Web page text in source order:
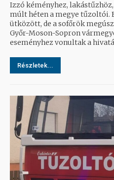
Izzó kéményhez,
múlt héten a megye tűzoltói.
ütközött, de a sofőrök
Győr-Moson-Sopron
eseményhez vonultak a
Részletek...